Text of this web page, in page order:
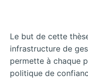
Le but de cette
infrastructure de
permette à chaque
politique de